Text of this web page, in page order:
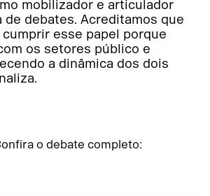
mobilizador e articulador
de debates. Acreditamos que
esse papel porque
os setores público e
a dinâmica dos dois
o debate completo: